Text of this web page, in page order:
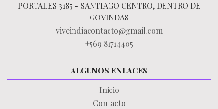
PORTALES 3185 - SANTIAGO CENTRO, DENTRO DE
GOVINDAS
viveindiacontacto@gmail.com
+569 81714405
ALGUNOS ENLACES
Inicio
Contacto